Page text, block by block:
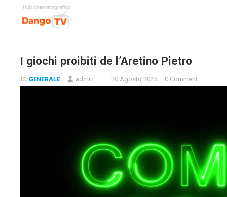
I giochi proibiti de l’Aretino Pietro
GENERALE admin — 20 Agosto 2025 · 0 Comment